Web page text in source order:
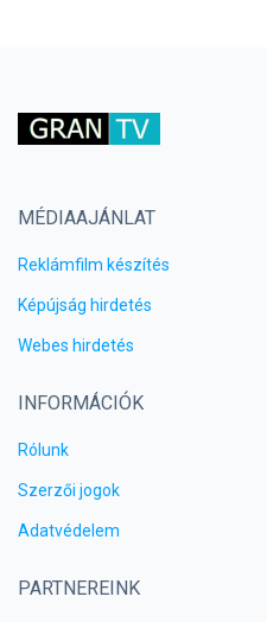
MÉDIAAJÁNLAT
Reklámfilm készítés
Képújság hirdetés
Webes hirdetés
INFORMÁCIÓK
Rólunk
Szerzői jogok
Adatvédelem
PARTNEREINK